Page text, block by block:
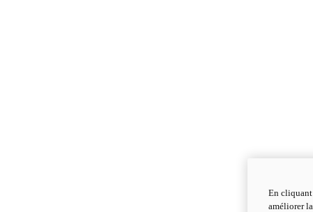
En cliquant
améliorer